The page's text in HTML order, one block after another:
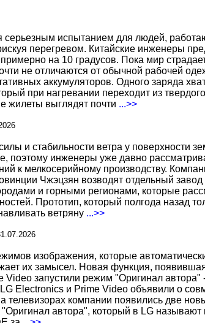
испытанием для людей,
перегревом. Китайские инженеры
на 10 градусов. Пока мир
не отличаются от обычной рабочей
аккумуляторов. Одного заряда
при нагревании переходит из
жилеты выглядят почти ...>>
и стабильности ветра у
поэтому инженеры уже давно
к мелкосерийному производству.
Чжэцзян возводят отдельный
и горными регионами, которые
Прототип, который полгода
ветряну ...>>
изображения, которые
их замысел. Новая функция,
Video запустили режим "Оригинал
Electronics и Prime Video объявили о
телевизорах компании появились две
автора", который в LG